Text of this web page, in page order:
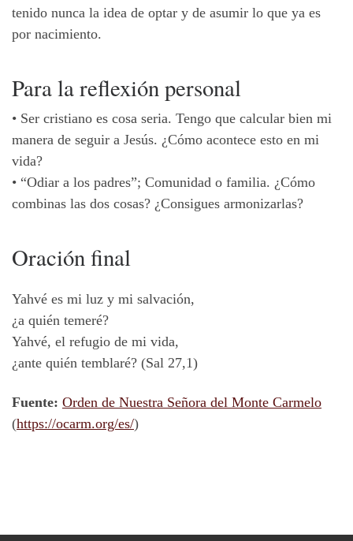
tenido nunca la idea de optar y de asumir lo que ya es
por nacimiento.
Paralareflexiónpersonal
• Ser cristiano es cosa seria. Tengo que calcular bien mi
manera de seguir a Jesús. ¿Cómo acontece esto en mi
vida?
• “Odiar a los padres”; Comunidad o familia. ¿Cómo
combinas las dos cosas? ¿Consigues armonizarlas?
Oración final
Yahvé es mi luz y mi salvación,
¿a quién temeré?
Yahvé, el refugio de mi vida,
¿ante quién temblaré? (Sal 27,1)
Fuente: Orden de Nuestra Señora del Monte Carmelo
(https://ocarm.org/es/)